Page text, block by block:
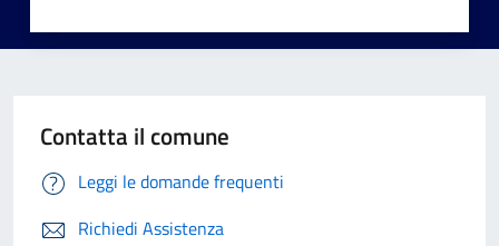
Contatta il comune
Leggi le domande frequenti
Richiedi Assistenza